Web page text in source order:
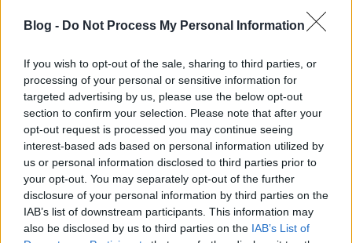
Blog - Do Not Process My Personal Information
If you wish to opt-out of the sale, sharing to third parties, or
processing of your personal or sensitive information for
targeted advertising by us, please use the below opt-out
section to confirm your selection. Please note that after your
opt-out request is processed you may continue seeing
interest-based ads based on personal information utilized by
us or personal information disclosed to third parties prior to
your opt-out. You may separately opt-out of the further
disclosure of your personal information by third parties on the
IAB’s list of downstream participants. This information may
also be disclosed by us to third parties on the IAB’s List of
hasonló taktikájának köszönhetően a második
Hülkenbergaz élete legjobbját jelentő negyedik
helyen zárt,MassaWebbert maga mögé utasítva lett
ötödik, Schumacher mögött a szintén kiváló napot
kifogóToro Rossókés a másik force indiás, Paul di
Resta szereztek pontot.
Kevés szó esettButtonről, de ez a közvetítés alatt is
így volt, senkitől nem zavartatva teljesítette a 44 kört,
ha nem technikai sportról lenne szó, azt is